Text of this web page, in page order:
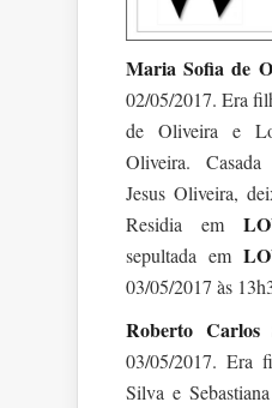
Maria Sofia de
02/05/2017. Era
de Oliveira e
Oliveira.
Jesus Oliveira,
Residia em
sepultada em
03/05/2017 às
Roberto Carlos
03/05/2017. Era
Silva e